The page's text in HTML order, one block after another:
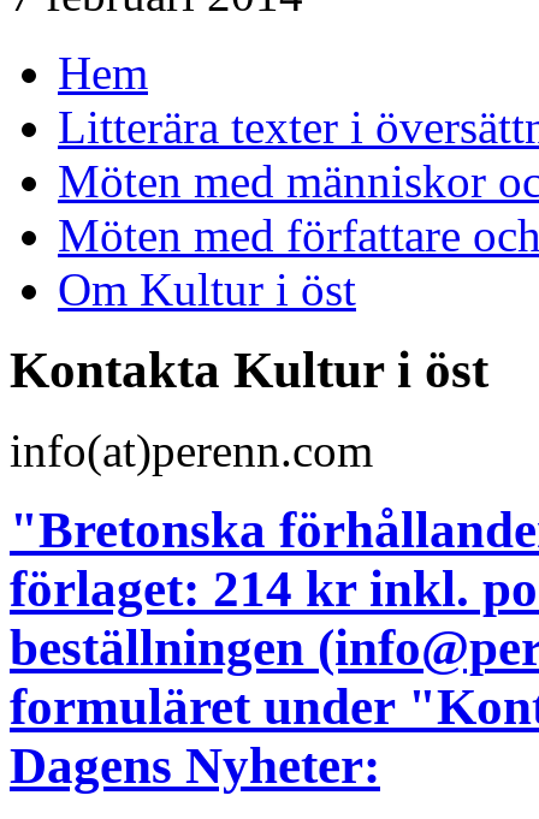
Hem
Litterära texter i
Möten med människor
Möten med författare
Om Kultur i öst
Kontakta Kultur i öst
info(at)perenn.com
"Bretonska
förlaget: 214 kr inkl.
beställningen
formuläret under
Dagens Nyheter: